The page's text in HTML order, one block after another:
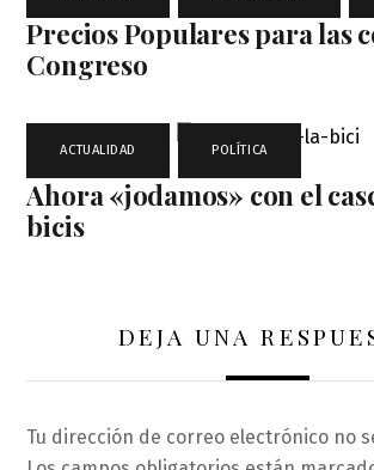
Precios Populares para las
Congreso
ACTUALIDAD POLÍTICA
Ahora «jodamos» con el
bicis
DEJA UNA
Tu dirección de correo electrónico no